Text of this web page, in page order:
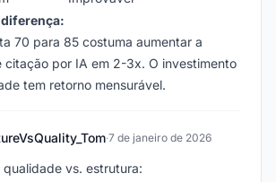
70 para 85 costuma aumentar a
citação por IA em 2-3x. O investimento
tem retorno mensurável.
·7 de janeiro de 2026
qualidade vs. estrutura: